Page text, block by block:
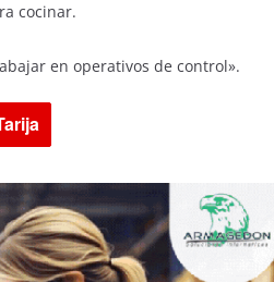
cocinar.
en operativos de control».